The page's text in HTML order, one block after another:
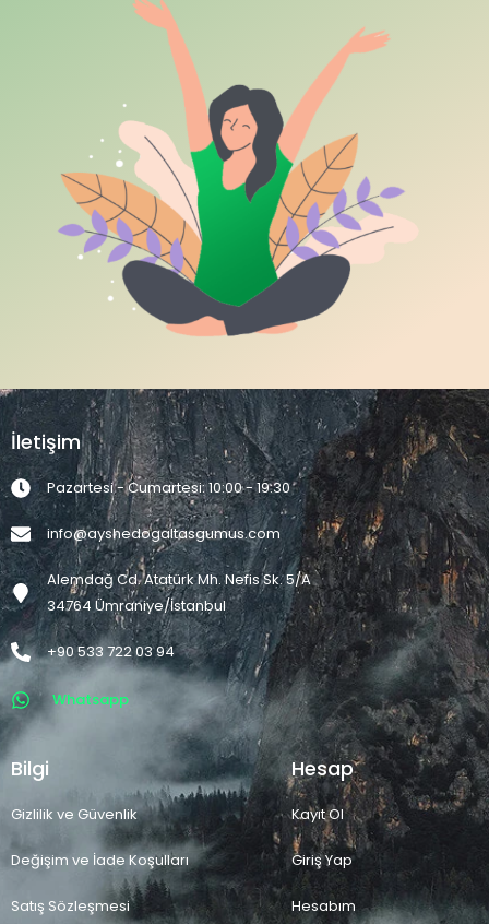
İletişim
Pazartesi - Cumartesi: 10:00 - 19:30
info@ayshedogaltasgumus.com
Alemdağ Cd. Atatürk Mh. Nefis Sk. 5/A
34764 Ümraniye/İstanbul
+90 533 722 03 94
Whatsapp
Bilgi
Gizlilik ve Güvenlik
Değişim ve İade Koşulları
Satış Sözleşmesi
Hesap
Kayıt Ol
Giriş Yap
Hesabım